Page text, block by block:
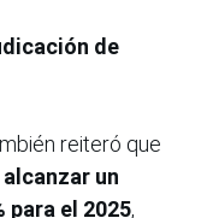
de
reiteró que
alcanzar un
para el 2025,